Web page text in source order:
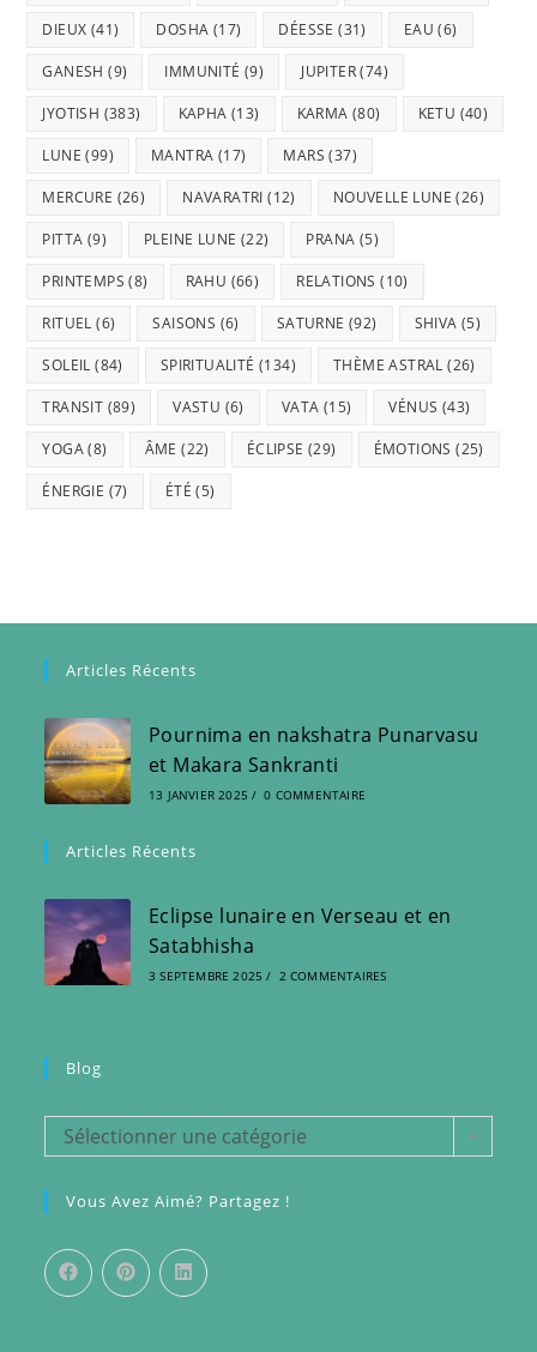
DIEUX (41) DOSHA (17) DÉESSE (31) EAU (6)
GANESH (9) IMMUNITÉ (9) JUPITER(74)
JYOTISH (383) KAPHA (13) KARMA (80) KETU (40)
LUNE (99) MANTRA (17) MARS (37)
MERCURE (26) NAVARATRI (12) NOUVELLE LUNE (26)
PITTA (9) PLEINE LUNE (22) PRANA (5)
PRINTEMPS (8) RAHU (66) RELATIONS (10)
RITUEL (6) SAISONS (6) SATURNE (92) SHIVA (5)
SOLEIL (84) SPIRITUALITÉ (134) THÈME ASTRAL (26)
TRANSIT (89) VASTU (6) VATA (15) VÉNUS (43)
YOGA(8) ÂME (22) ÉCLIPSE (29) ÉMOTIONS (25)
ÉNERGIE (7) ÉTÉ (5)
Articles Récents
Pournima en nakshatra Punarvasu
et Makara Sankranti
13 JANVIER 2025 / 0 COMMENTAIRE
Articles Récents
Eclipse lunaire en Verseau et en
Satabhisha
3 SEPTEMBRE 2025 / 2 COMMENTAIRES
Blog
BlogSélectionner une catégorie
Vous Avez Aimé? Partagez !